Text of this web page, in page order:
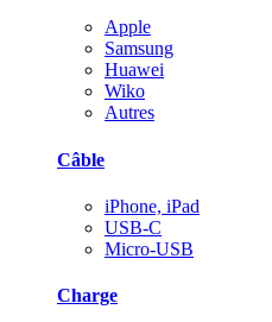
Apple
Samsung
Huawei
Wiko
Autres
Câble
iPhone, iPad
USB-C
Micro-USB
Charge